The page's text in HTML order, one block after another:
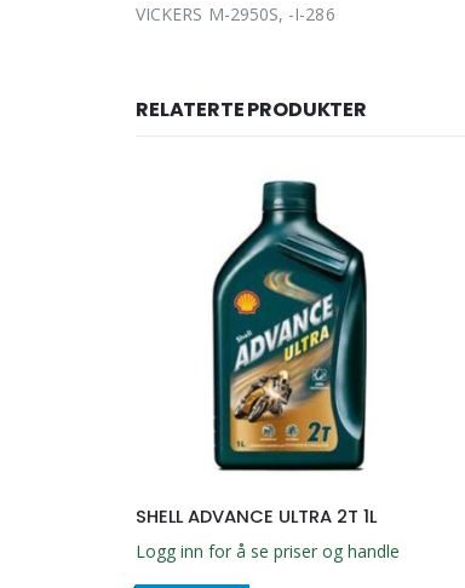
VICKERS M-2950S, -I-286
RELATERTE PRODUKTER
SHELL ADVANCE ULTRA 2T 1L
Logg inn for å se priser og handle